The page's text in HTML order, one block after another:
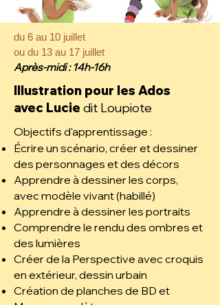
du 6 au 10 juillet
ou du 13 au 17 juillet
Après-midi : 14h-16h
Illustration pour les Ados
avec Lucie dit Loupiote
Objectifs d'apprentissage :
Écrire un scénario, créer et dessiner
des personnages et des décors
Apprendre à dessiner les corps,
avec modèle vivant (habillé)
Apprendre à dessiner les portraits
Comprendre le rendu des ombres et
des lumières
Créer de la Perspective avec croquis
en extérieur, dessin urbain
Création de planches de BD et